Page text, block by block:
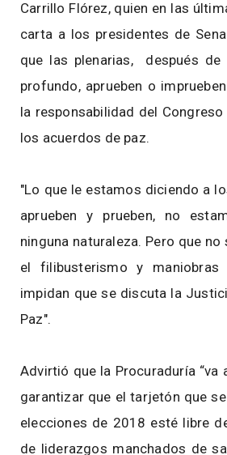
Carrillo Flórez, quien en las
carta a los presidentes de
que las plenarias, después
profundo, aprueben o
la responsabilidad del
los acuerdos de paz.
"Lo que le estamos diciendo a
aprueben y prueben, no
ninguna naturaleza. Pero que
el filibusterismo y
impidan que se discuta la
Paz".
Advirtió que la Procuraduría “va
garantizar que el tarjetón que
elecciones de 2018 esté libre
de liderazgos manchados de